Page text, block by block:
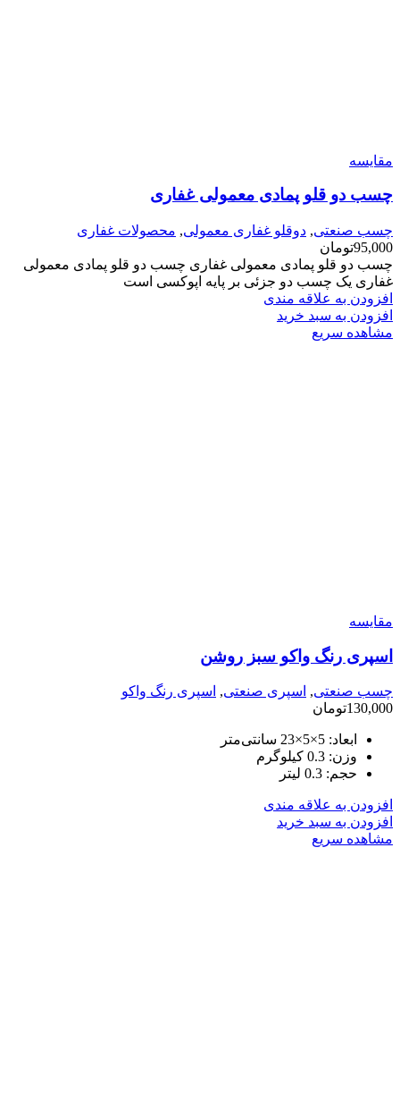
مقایسه
چسب دو قلو پمادی معمولی غفاری
چسب صنعتی, دوقلو غفاری معمولی, محصولات غفاری
95,000تومان
چسب دو قلو پمادی معمولی غفاری چسب دو قلو پمادی معمولی
غفاری یک چسب دو جزئی بر پایه اپوکسی است
افزودن به علاقه مندی
افزودن به سبد خرید
مشاهده سریع
مقایسه
اسپری رنگ واکو سبز روشن
چسب صنعتی, اسپری صنعتی, اسپری رنگ واکو
130,000تومان
ابعاد: 5×5×23 سانتی‌متر
وزن: 0.3 کیلوگرم
حجم: 0.3 لیتر
افزودن به علاقه مندی
افزودن به سبد خرید
مشاهده سریع